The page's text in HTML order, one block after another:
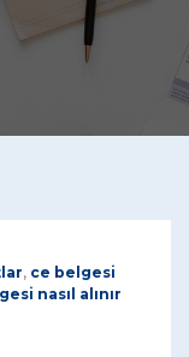
, ce belgesi
nasıl alınır